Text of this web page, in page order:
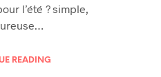
l’été ? simple,
READING